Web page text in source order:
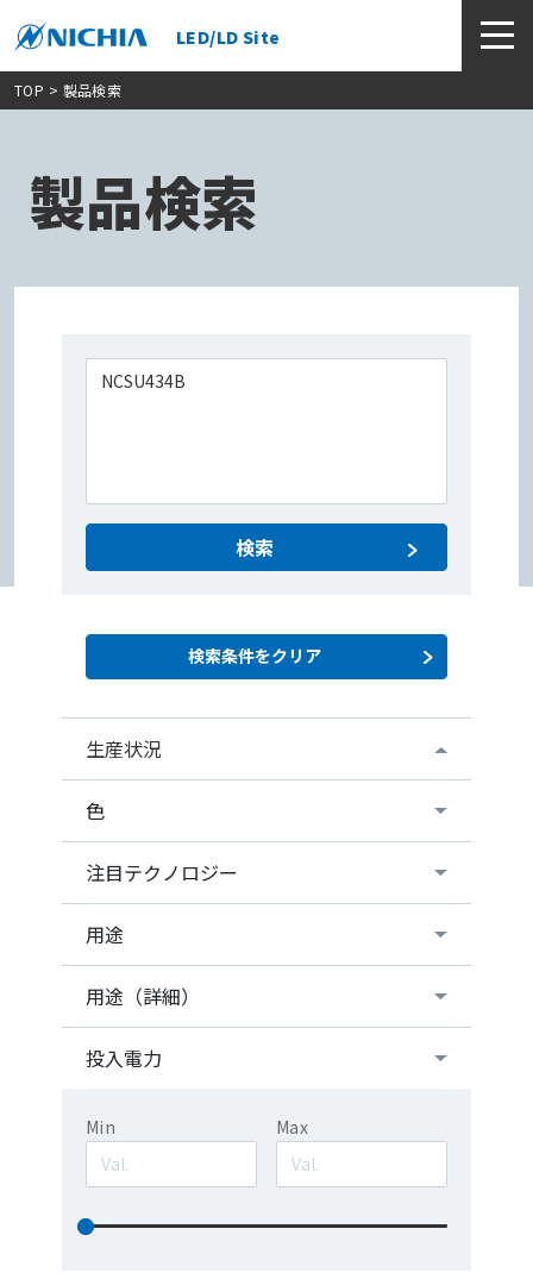
LED/LD Site
TOP > 製品検索
製品検索
検索
生産状況
色
注目テクノロジー
用途
用途（詳細）
投入電力
Min Max